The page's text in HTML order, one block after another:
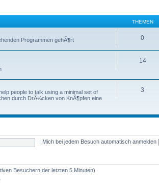
THEMEN
Programmen gehÃ¶rt
0
14
people to talk using a minimal set of
durch DrÃ¼cken von KnÃ¶pfen eine
3
Mich bei jedem Besuch automatisch anmelden
Besuchern der letzten 5 Minuten)